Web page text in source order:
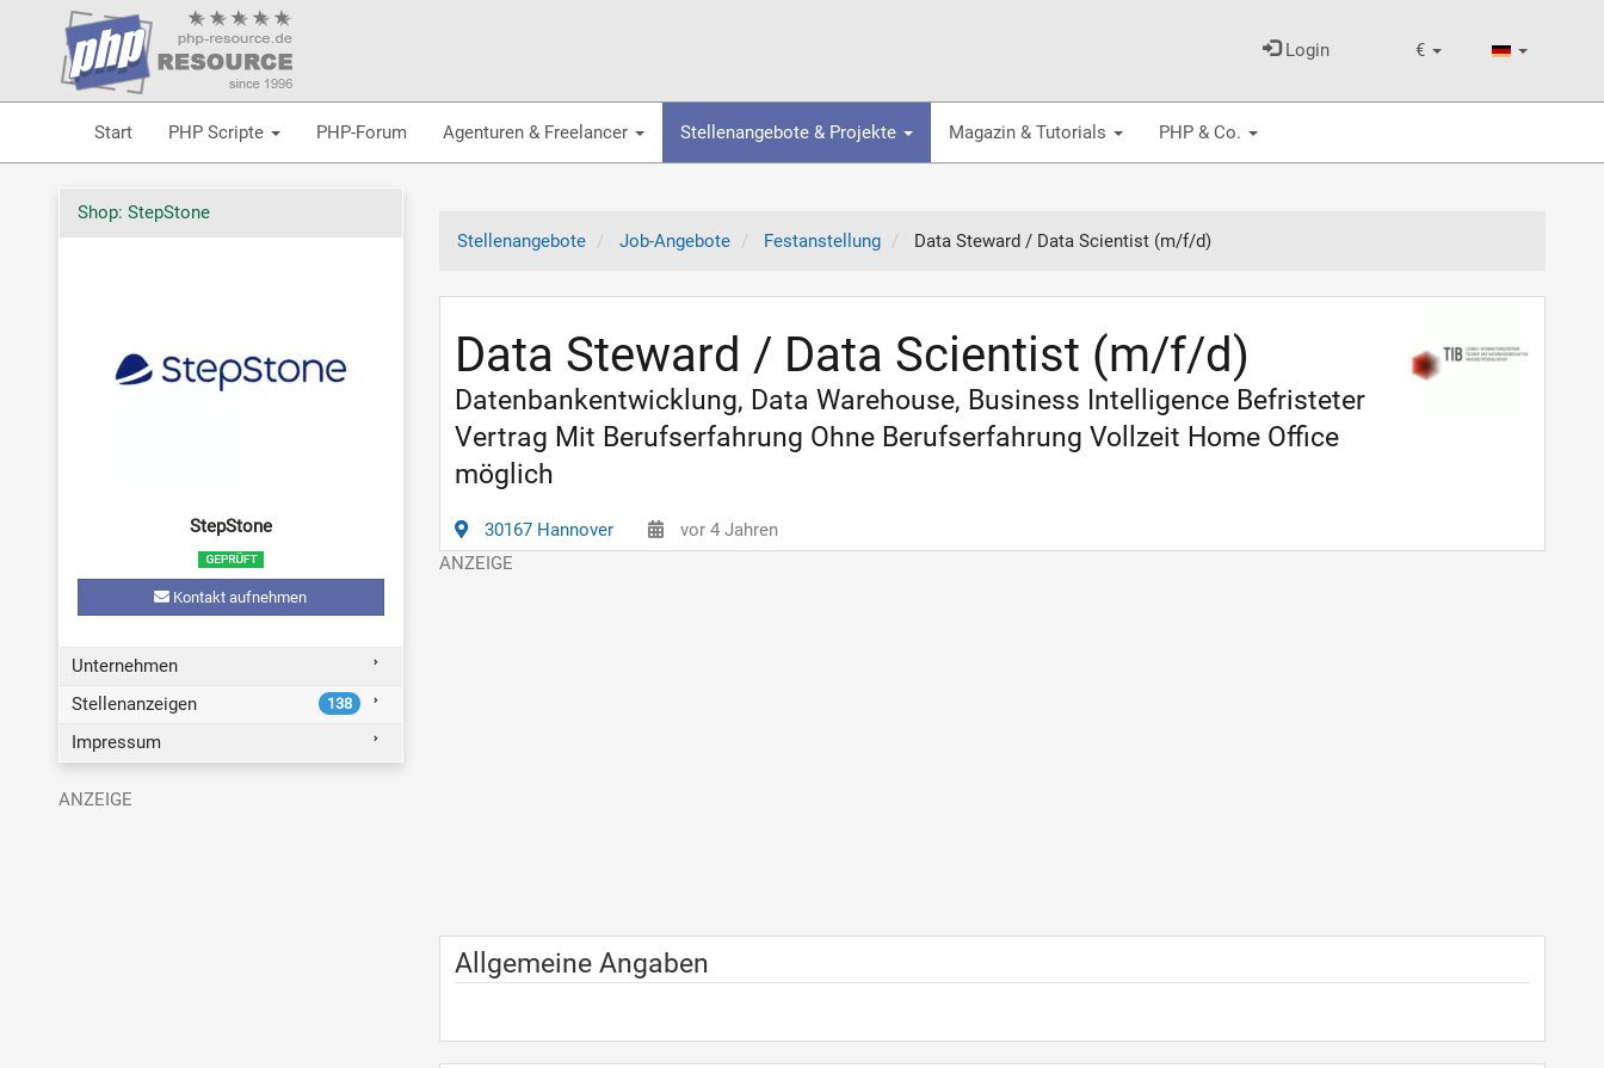
€
Login
Start PHP Scripte PHP-Forum Agenturen & Freelancer Stellenangebote & Projekte Magazin & Tutorials PHP & Co.
Stellenangebote Job-Angebote Festanstellung Data Steward / Data Scientist (m/f/d)
Data Steward / Data Scientist (m/f/d)
Datenbankentwicklung, Data Warehouse, Business Intelligence Befristeter
Vertrag Mit Berufserfahrung Ohne Berufserfahrung Vollzeit Home Office
möglich
30167 Hannover vor 4 Jahren
Allgemeine Angaben
Shop: StepStone
StepStone
Kontakt aufnehmen
Unternehmen
Stellenanzeigen
138
Impressum